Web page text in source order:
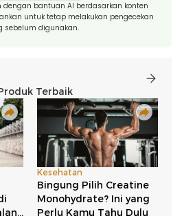
dengan bantuan AI berdasarkan konten
untuk tetap melakukan pengecekan
sebelum digunakan.